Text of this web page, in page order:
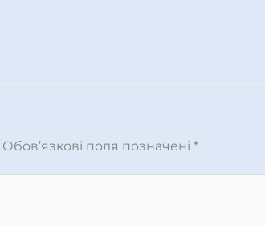
Обов’язкові поля позначені *